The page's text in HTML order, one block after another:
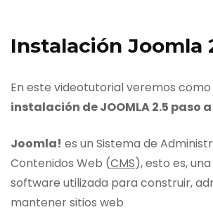
Instalación Joomla
En este videotutorial veremos
instalación de JOOMLA 2.5 paso
Joomla! es un Sistema de
Contenidos Web (CMS), esto es,
software utilizada para construir,
mantener sitios web